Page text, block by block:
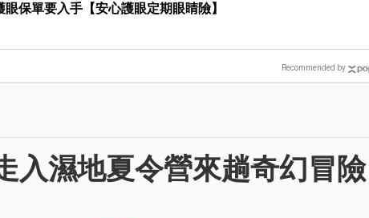
保單要入手【安心護眼定期眼睛險】
Recommended by
入濕地夏令營來趟奇幻冒險